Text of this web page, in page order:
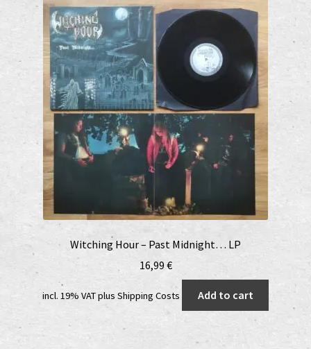
Witching Hour – Past Midnight… LP
16,99 €
incl. 19% VATplus Shipping Costs Add to cart